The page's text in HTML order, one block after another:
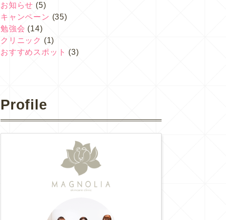
お知らせ (5)
キャンペーン (35)
勉強会 (14)
クリニック (1)
おすすめスポット (3)
Profile